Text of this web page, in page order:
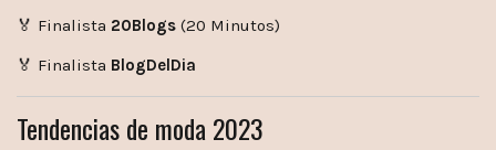
🏅 Finalista 20Blogs (20 Minutos)
🏅 Finalista BlogDelDia
Tendencias de moda 2023